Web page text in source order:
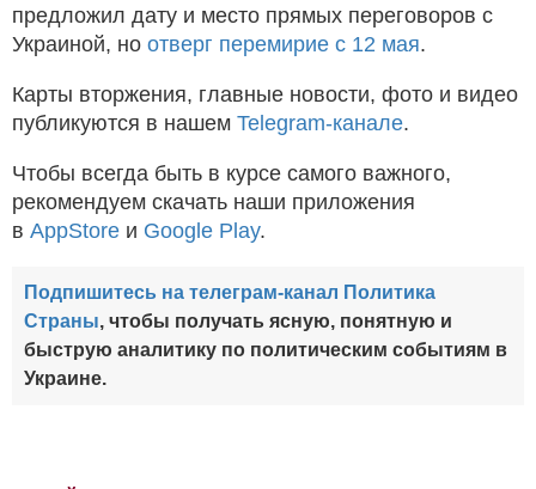
предложил дату и место прямых переговоров с
Украиной, но отверг перемирие с 12 мая.
Карты вторжения, главные новости, фото и видео
публикуются в нашем Telegram-канале.
Чтобы всегда быть в курсе самого важного,
рекомендуем скачать наши приложения
в AppStore и Google Play.
Подпишитесь на телеграм-канал Политика
Страны, чтобы получать ясную, понятную и
быструю аналитику по политическим событиям в
Украине.